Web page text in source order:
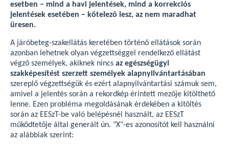
esetben – mind a havi jelentések, mind a korrekciós
jelentések esetében – kötelező lesz, az nem maradhat
üresen.
A járóbeteg-szakellátás keretében történő ellátások során
azonban lehetnek olyan végzettséggel rendelkező ellátást
végző személyek, akiknek nincs az egészségügyi
szakképesítést szerzett személyek alapnyilvántartásában
szereplő végzettségük és ezért alapnyilvántartási számuk sem,
amivel a jelentés során a rekordkép érintett mezője kitölthető
lenne. Ezen probléma megoldásának érdekében a kitöltés
során az EESzT-be való belépésnél használt, az EESzT
működtetője által generált ún. "X"-es azonosítót kell használni
az alábbiak szerint: